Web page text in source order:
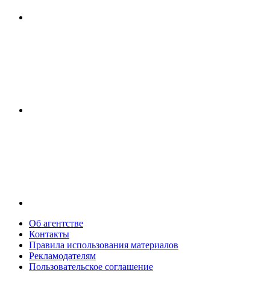
Об агентстве
Контакты
Правила использования материалов
Рекламодателям
Пользовательское соглашение